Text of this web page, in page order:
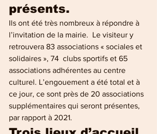
présents.
Ils ont été très nombreux à répondre à
l’invitation de la mairie.  Le visiteur y
retrouvera 83 associations « sociales et
solidaires », 74  clubs sportifs et 65
associations adhérentes au centre
culturel. L’engouement a été total et à
ce jour, ce sont près de 20 associations
supplémentaires qui seront présentes,
par rapport à 2021.